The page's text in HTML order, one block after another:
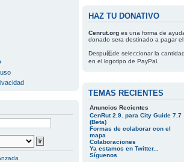
HAZ TU DONATIVO
Cenrut.org es una forma de
donado sera destinado a pagar
Despu豠de seleccionar la
en el logotipo de PayPal.
TEMAS RECIENTES
Anuncios Recientes
CenRut 2.9. para City Guide 7.7
(Beta)
Formas de colaborar con el
mapa
Colaboraciones
Ya estamos en Twitter...
Síguenos